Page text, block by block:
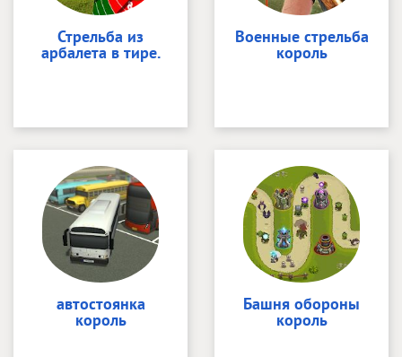
Стрельба из
арбалета в тире.
Военные стрельба
король
автостоянка
король
Башня обороны
король